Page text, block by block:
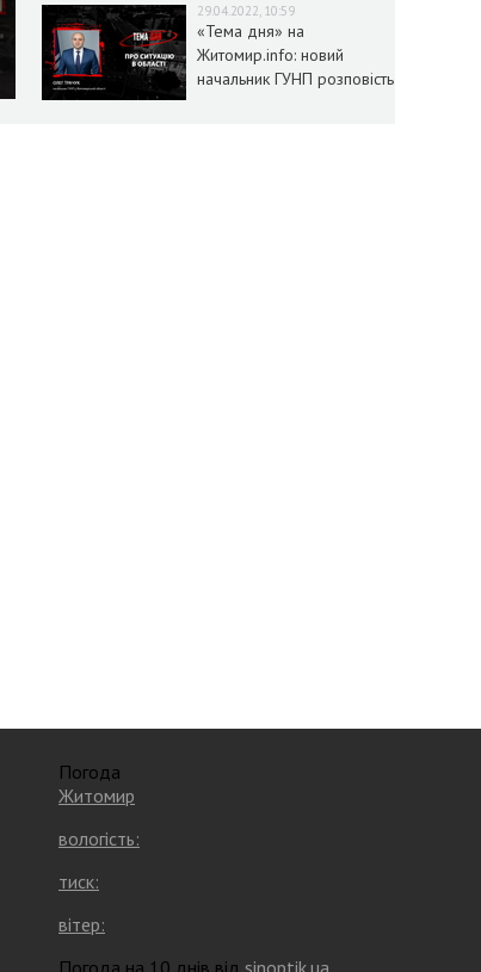
29.04.2022, 10:59
«Тема дня» на
Житомир.info: новий
начальник ГУНП розповість
Погода
Житомир
вологість:
тиск:
вітер:
Погода на 10 днів від sinoptik.ua